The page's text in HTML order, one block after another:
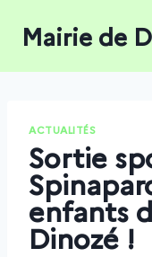
Mairie de
ACTUALITÉS
Sortie
enfants
Dinozé !